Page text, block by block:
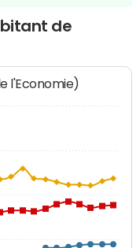
de
l'Economie)